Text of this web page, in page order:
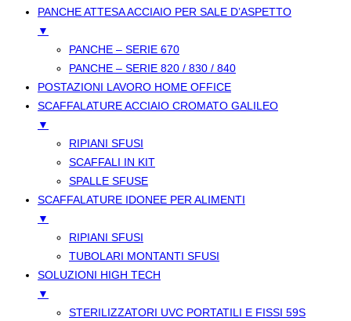
PANCHE ATTESA ACCIAIO PER SALE D’ASPETTO
▼
PANCHE – SERIE 670
PANCHE – SERIE 820 / 830 / 840
POSTAZIONI LAVORO HOME OFFICE
SCAFFALATURE ACCIAIO CROMATO GALILEO
▼
RIPIANI SFUSI
SCAFFALI IN KIT
SPALLE SFUSE
SCAFFALATURE IDONEE PER ALIMENTI
▼
RIPIANI SFUSI
TUBOLARI MONTANTI SFUSI
SOLUZIONI HIGH TECH
▼
STERILIZZATORI UVC PORTATILI E FISSI 59S